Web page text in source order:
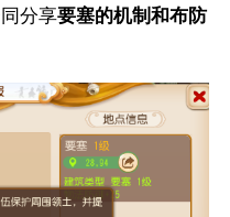
分享要塞的机制和布防